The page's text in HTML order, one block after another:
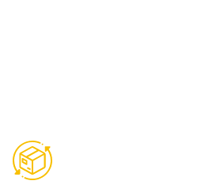
(RAL7024) муар, роуп